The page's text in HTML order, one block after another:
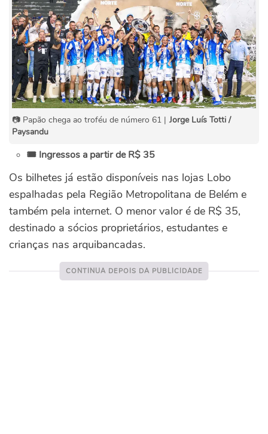
📷 Papão chega ao troféu de número 61 | Jorge Luís Totti /
Paysandu
🎟️ Ingressos a partir de R$ 35
Os bilhetes já estão disponíveis nas lojas Lobo
espalhadas pela Região Metropolitana de Belém e
também pela internet. O menor valor é de R$ 35,
destinado a sócios proprietários, estudantes e
crianças nas arquibancadas.